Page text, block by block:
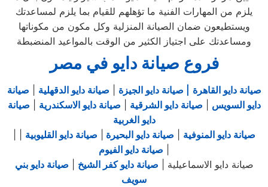
يلزم من المهارات الفنية ما تؤهلهم للقيام بما يلزم لمساعدتك
ويستطيعون ضمان الصيانة المنزلية وكل مكون من مكوناتها
ومساعدتك على اجتياز الكثير من الوقت بالمواعيد المنضبطة
فروع صيانة دايو في مصر
صيانة دايو القاهرة | صيانة دايو الجيزة صيانة دايو الدقهلية
صيانة
دايو السويس
صيانة دايو الشرقية صيانة دايو الاسكندرية
صيانة
دايو الغربية
صيانة دايو المنوفية صيانة دايو البحيرة صيانة دايو القليوبية
صيانة دايو الفيوم
صيانة دايو الاسماعيلية | صيانة دايو كفر الشيخ
صيانة دايو بني
سويف